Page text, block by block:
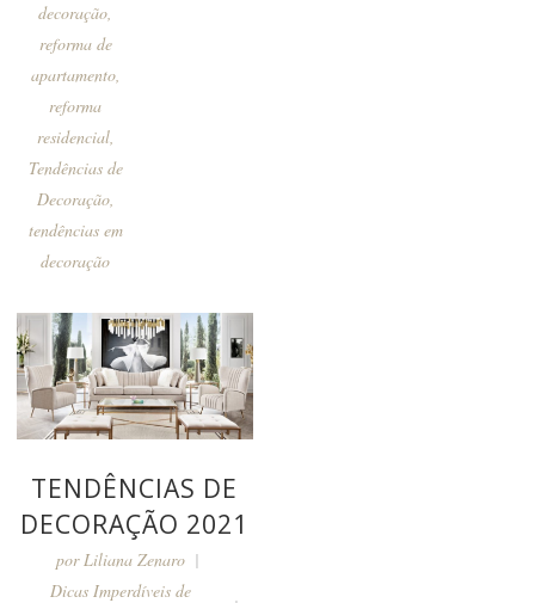
decoração,
reforma de
apartamento,
reforma
residencial,
Tendências de
Decoração,
tendências em
decoração
TENDÊNCIAS DE
DECORAÇÃO 2021
porLiliana Zenaro
Dicas Imperdíveis de